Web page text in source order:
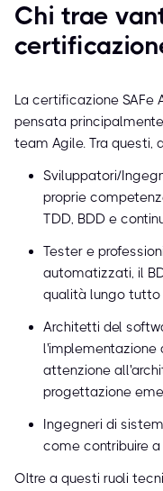
Chi trae
La certificazione SAFe
pensata
team Agile. Tra questi,
Sviluppatori/
proprie
TDD, BDD e
Tester e
automatizzati, il
qualità lungo tutto
Architetti del
l'implementazione
attenzione
progettazione
Ingegneri di
come contribuire
Oltre a questi ruoli